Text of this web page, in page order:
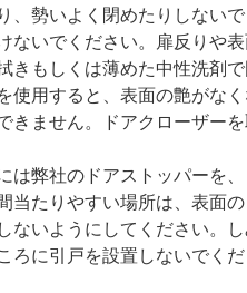
勢いよく閉めたりしないで
いでください。扉反りや表
もしくは薄めた中性洗剤で
使用すると、表面の艶がな
きません。ドアクローザー
弊社のドアストッパーを
たりやすい場所は、表面
いようにしてください。し
に引戸を設置しないでく